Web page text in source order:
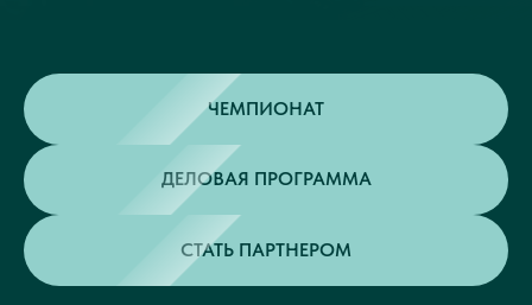
ЧЕМПИОНАТ
ДЕЛОВАЯ ПРОГРАММА
СТАТЬ ПАРТНЕРОМ